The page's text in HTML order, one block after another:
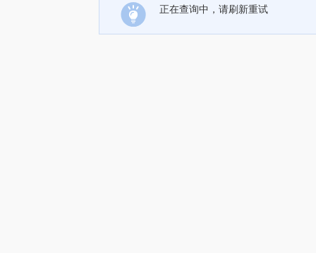
正在查询中，请刷新重试